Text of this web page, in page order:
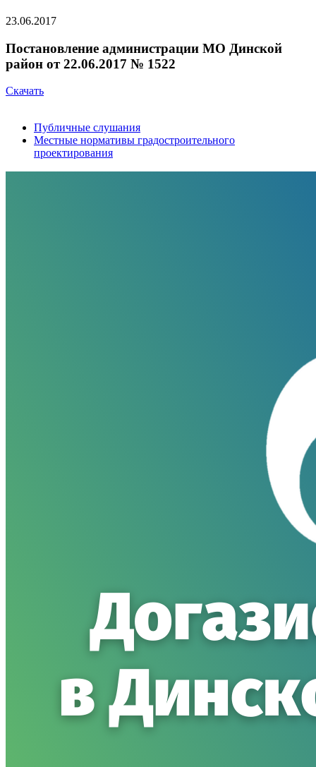
23.06.2017
Постановление администрации МО Динской
район от 22.06.2017 № 1522
Скачать
Публичные слушания
Местные нормативы градостроительного
проектирования